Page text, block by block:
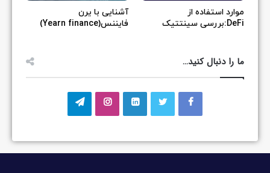
موارد استفاده از
DeFi:بررسی سینتتیک
آشنایی با یرن
فایننس(Yearn finance)
ما را دنبال کنید…